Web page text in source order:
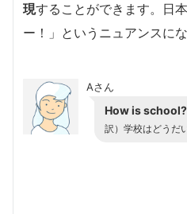
現することができます。日
ー！」というニュアンスにな
Aさん
How is school?
訳）学校はどうだ